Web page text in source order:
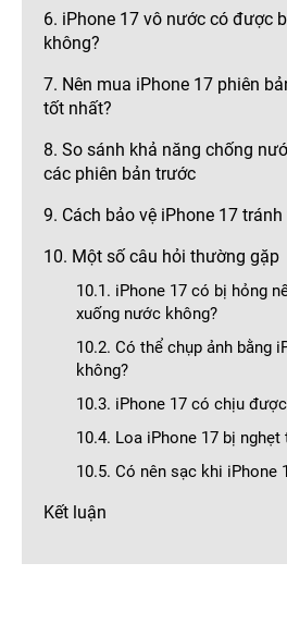
6. iPhone 17 vô nước có được
không?
7. Nên mua iPhone 17 phiên
tốt nhất?
8. So sánh khả năng chống
các phiên bản trước
9. Cách bảo vệ iPhone 17
10. Một số câu hỏi thường gặp
10.1. iPhone 17 có bị hỏng
xuống nước không?
10.2. Có thể chụp ảnh bằng
không?
10.3. iPhone 17 có chịu
10.4. Loa iPhone 17 bị nghẹt
10.5. Có nên sạc khi iPhone
Kết luận